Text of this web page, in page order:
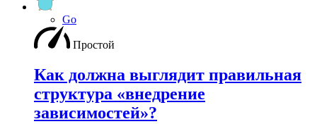
Go
Простой
Как должна выглядит правильная
структура «внедрение
зависимостей»?